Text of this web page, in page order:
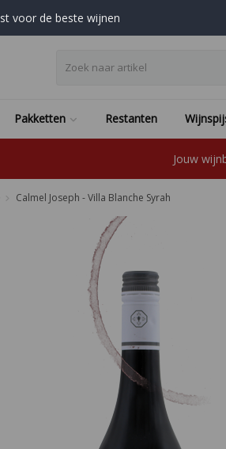
voor de beste wijnen
Pakketten Restanten
Jouw
Calmel Joseph - Villa Blanche Syrah